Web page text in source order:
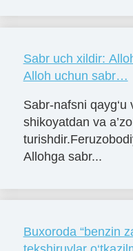
Sabr uch xildir:
Alloh uchun sabr…
Sabr-nafsni
shikoyatdan va
Allohga sabr...
Buxoroda “benzin